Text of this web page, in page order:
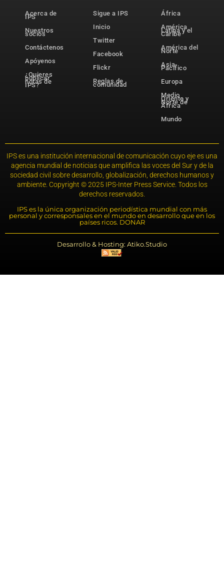
Acerca de
IPS
Nuestros
socios
Contáctenos
Apóyenos
¿Quieres
publicar
notas de
IPS?
Sigue a IPS
Inicio
Twitter
Facebook
Flickr
Reglas de
comunidad
África
América
Latina y el
Caribe
América del
Norte
Asia-
Pacífico
Europa
Medio
Oriente y
Norte de
África
Mundo
IPS es una institución internacional de comunicación cuyo eje es una
agencia mundial de noticias que amplifica las voces del Sur y de la
sociedad civil sobre desarrollo, globalización, derechos humanos y
ambiente. Copyright © 2025 IPS-Inter Press Service. Todos los
derechos reservados.
IPS es la única organización periodística mundial con más
personal y corresponsales en el mundo en desarrollo que en los
países ricos. DONAR
Desarrollo & Hosting: Atiko.Studio